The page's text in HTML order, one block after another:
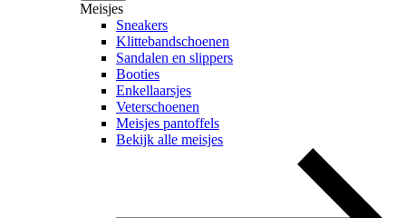
Meisjes
Sneakers
Klittebandschoenen
Sandalen en slippers
Booties
Enkellaarsjes
Veterschoenen
Meisjes pantoffels
Bekijk alle meisjes